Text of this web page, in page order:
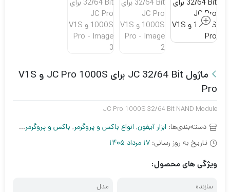
ماژول JC 32/64 Bit برای JC Pro 1000S و V1S
Pro
JC Pro 1000S 32/64 Bit NAND Module
دسته‌بندی‌ها: ابزار آیفون, انواع باکس و پروگرمر, باکس و پروگرمر آیفون
تاریخ به روز رسانی: 17 مرداد 1405
ویژگی های محصول:
سازنده
مدل